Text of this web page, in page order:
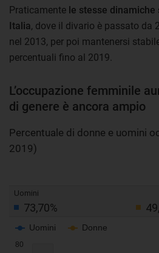
Praticamente le stesse
Italia, dove il divario è passato da
nel 2013, per poi mantenersi
percentuali fino al 2019.
L’occupazione femminile
di genere è ancora ampio
Percentuale di donne e uomini
2019)